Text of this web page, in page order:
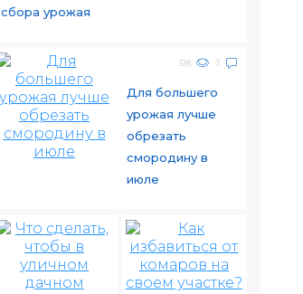
сбора урожая
518 3
Для большего
урожая лучше
обрезать
смородину в
июле